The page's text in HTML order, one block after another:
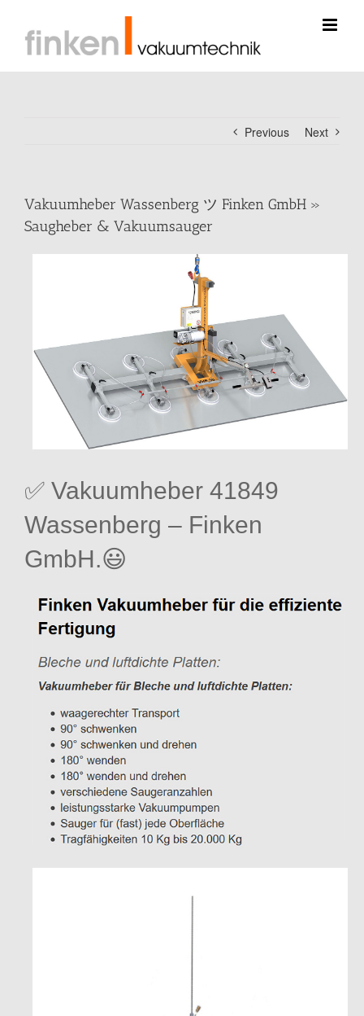
content
Previous Next
Vakuumheber Wassenberg ツ Finken GmbH »
Saugheber & Vakuumsauger
✅ Vakuumheber 41849
Wassenberg – Finken
GmbH.😃